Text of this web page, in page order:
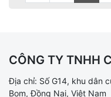
CÔNG TY TNHH
Địa chỉ: Số G14, khu dân
Bom, Đồng Nai, Việt Nam